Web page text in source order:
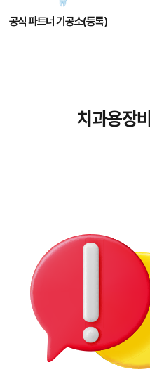
공식 파트너 기공소(등록)
치과용장비